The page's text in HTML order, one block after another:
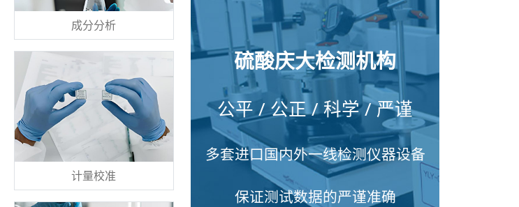
成分分析
计量校准
硫酸庆大检测机构
公平 / 公正 / 科学 / 严谨
多套进口国内外一线检测仪器设备
保证测试数据的严谨准确